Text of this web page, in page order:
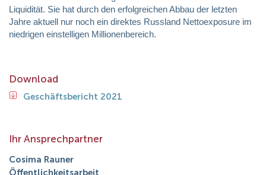
Liquidität. Sie hat durch den erfolgreichen Abbau der letzten
Jahre aktuell nur noch ein direktes Russland Nettoexposure im
niedrigen einstelligen Millionenbereich.
Download
Geschäftsbericht 2021
Ihr Ansprechpartner
Cosima Rauner
Öffentlichkeitsarbeit